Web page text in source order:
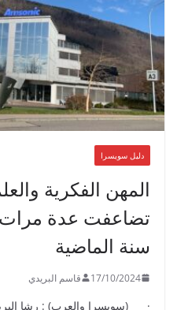
دليل سويسرا
المهن الفكرية
تضاعفت عدة
سنة الماضية
17/10/2024 قاسم البريدي
· (سويسرا والعرب) : رشا